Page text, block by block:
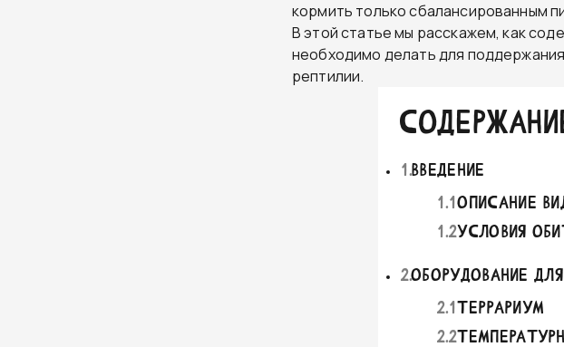
кормить только сбалансированным
В этой статье мы расскажем, как
необходимо делать для
рептилии.
1.Введение
1.1Описание
1.2Условия
2.Оборудование
2.1Террариум
2.2